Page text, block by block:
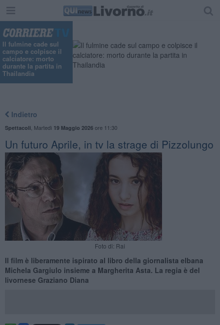
Il fulmine cade sul
campo e colpisce il
calciatore: morto
durante la partita in
Thailandia
Indietro
Spettacoli Martedì 19 Maggio 2026ore 11:30
Un futuro Aprile, in tv la strage di Pizzolungo
Foto di: Rai
Il film è liberamente ispirato al libro della giornalista elbana
Michela Gargiulo insieme a Margherita Asta. La regia è del
livornese Graziano Diana